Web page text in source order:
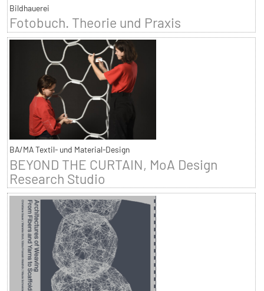
Bildhauerei
Fotobuch. Theorie und Praxis
BA/MA Textil- und Material-Design
BEYOND THE CURTAIN, MoA Design
Research Studio